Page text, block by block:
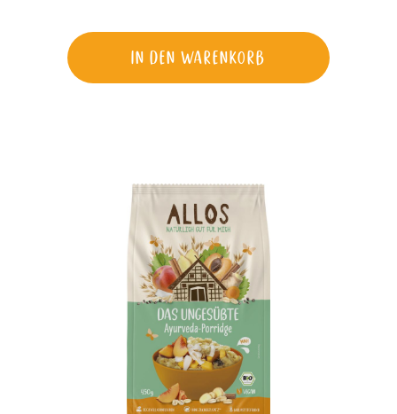
noch so mag. Bei so viel Sorgfalt und Liebe
wird einem auch gleich noch ganz warm
ums Herz.
In den Warenkorb